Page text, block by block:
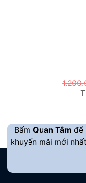
Bấm Quan Tâm để
khuyến mãi mới